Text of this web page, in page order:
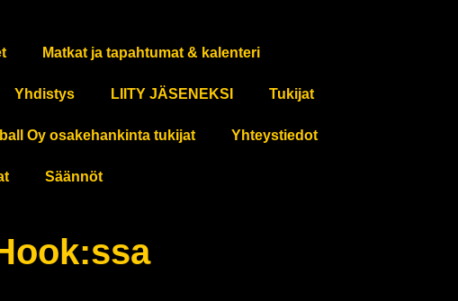
Matkat ja tapahtumat & kalenteri
Yhdistys LIITY JÄSENEKSI Tukijat
Oy osakehankinta tukijat Yhteystiedot
Säännöt